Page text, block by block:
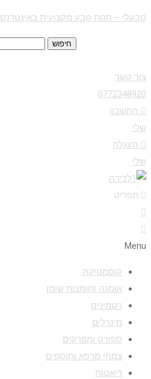
טבעלי – חנות טבע מקצועית באינטרנט
חיפוש
צור קשר
0772348920
החשבון
שלי
העגלה
שלי
תפריט
Menu
קוסמטיקה
אומגה וחומצות שומן
ויטמינים
מינרלים
ספורט ומפרקים
צמחי מרפא ותוספים
דיאטות